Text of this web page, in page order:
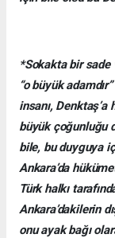
*Sokakta bir sade
“o büyük
insanı, Denktaş’a
büyük çoğunluğu
bile, bu duyguya
Ankara’da
Türk halkı
Ankara’dakilerin
onu ayak bağı